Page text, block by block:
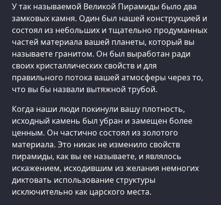
У так называемой Великой Пирамиды было два
замковых камня. Один был нашей конструкцией и
состоял из небольших и тщательно продуманных
частей материала вашей планеты, который вы
называете гранитом. Он был выработан ради
своих кристаллических свойств и для
правильного потока вашей атмосферы через то,
что вы бы назвали вытяжной трубой.
Когда наши люди покинули вашу плотность,
исходный камень был убран и замещен более
ценным. Он частично состоял из золотого
материала. Это никак не изменило свойств
пирамиды, как вы ее называете, и являлось
искажением, исходившим из желания немногих
диктовать использование структуры
исключительно как царского места.